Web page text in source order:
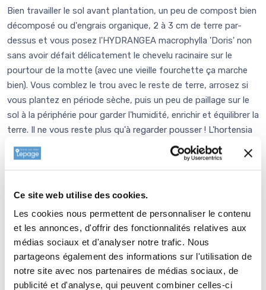
Ce site web utilise des cookies.
Les cookies nous permettent de personnaliser le contenu
et les annonces, d'offrir des fonctionnalités relatives aux
médias sociaux et d'analyser notre trafic. Nous
partageons également des informations sur l'utilisation de
notre site avec nos partenaires de médias sociaux, de
publicité et d'analyse, qui peuvent combiner celles-ci
Bien travailler le sol avant plantation, un peu de compost bien
décomposé ou d'engrais organique, 2 à 3 cm de terre par-
dessus et vous posez l'HYDRANGEA macrophylla 'Doris' non
sans avoir défait délicatement le chevelu racinaire sur le
pourtour de la motte (avec une vieille fourchette ça marche
bien). Vous comblez le trou avec le reste de terre, arrosez si
vous plantez en période sèche, puis un peu de paillage sur le
sol à la périphérie pour garder l'humidité, enrichir et équilibrer la
terre. Il ne vous reste plus qu'à regarder pousser ! L'hortensia
est une plante naturellement de terrain acide et les couleurs
des fleurs seront respectées dans ces conditions pour une
neutre ou calcaire, pour obtenir les mêmes couleurs, il vous
ou de tourbe mélangées à votre terre pour moitié. Et ensuite
de temps à autre, rajouter du sulfate d'alumine.
Entretien deHYDRANGEA
macrophylla 'Doris'